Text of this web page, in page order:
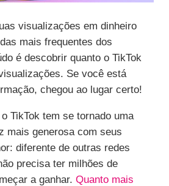
visualizações em dinheiro
mais frequentes dos
é descobrir quanto o TikTok
Se você está
chegou ao lugar certo!
TikTok tem se tornado uma
mais generosa com seus
diferente de outras redes
precisa ter milhões de
a ganhar. Quanto mais